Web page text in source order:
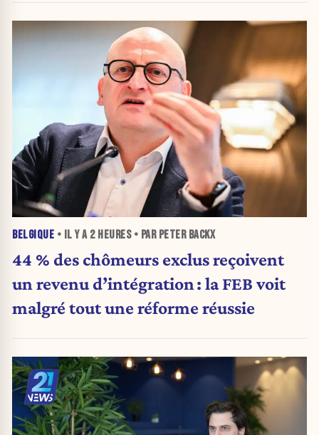
BELGIQUE • IL Y A 2 HEURES• PAR PETER BACKX
44 % des chômeurs exclus reçoivent
un revenu d’intégration : la FEB voit
malgré tout une réforme réussie